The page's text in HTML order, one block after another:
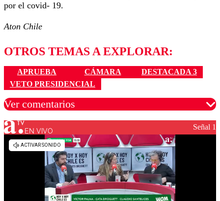
por el covid- 19.
Aton Chile
OTROS TEMAS A EXPLORAR:
APRUEBA CÁMARA
DESTACADA 3
VETO PRESIDENCIAL
Ver comentarios
Los comentarios son moderados para garantizar un
diálogo respetuoso.
EN VIVO Señal 1